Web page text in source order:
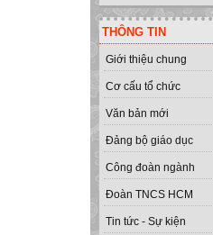
THÔNG TIN
Giới thiệu chung
Cơ cấu tổ chức
Văn bản mới
Đảng bộ giáo dục
Công đoàn ngành
Đoàn TNCS HCM
Tin tức - Sự kiện